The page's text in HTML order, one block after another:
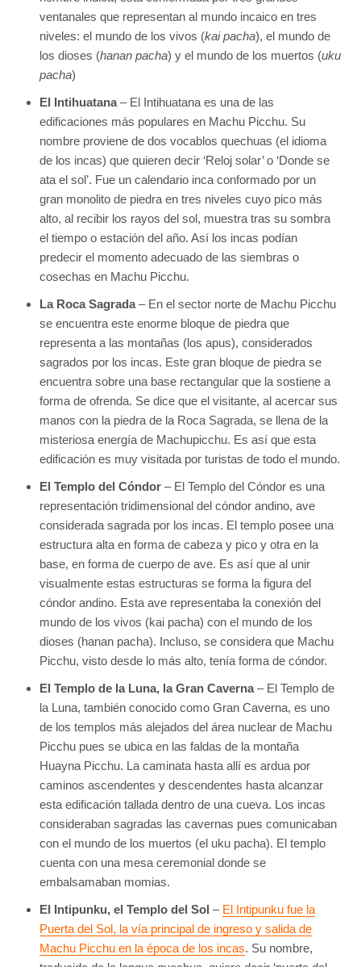
ventanales que representan al mundo incaico en tres
niveles: el mundo de los vivos (kai pacha), el mundo de
los dioses (hanan pacha) y el mundo de los muertos (uku
pacha)
El Intihuatana– El Intihuatana es una de las
edificaciones más populares en Machu Picchu. Su
nombre proviene de dos vocablos quechuas (el idioma
de los incas) que quieren decir ‘Reloj solar’ o ‘Donde se
ata el sol’. Fue un calendario inca conformado por un
gran monolito de piedra en tres niveles cuyo pico más
alto, al recibir los rayos del sol, muestra tras su sombra
el tiempo o estación del año. Así los incas podían
predecir el momento adecuado de las siembras o
cosechas en Machu Picchu.
La Roca Sagrada– En el sector norte de Machu Picchu
se encuentra este enorme bloque de piedra que
representa a las montañas (los apus), considerados
sagrados por los incas. Este gran bloque de piedra se
encuentra sobre una base rectangular que la sostiene a
forma de ofrenda. Se dice que el visitante, al acercar sus
manos con la piedra de la Roca Sagrada, se llena de la
misteriosa energía de Machupicchu. Es así que esta
edificación es muy visitada por turistas de todo el mundo.
El Templo del Cóndor– El Templo del Cóndor es una
representación tridimensional del cóndor andino, ave
considerada sagrada por los incas. El templo posee una
estructura alta en forma de cabeza y pico y otra en la
base, en forma de cuerpo de ave. Es así que al unir
visualmente estas estructuras se forma la figura del
cóndor andino. Esta ave representaba la conexión del
mundo de los vivos (kai pacha) con el mundo de los
dioses (hanan pacha). Incluso, se considera que Machu
Picchu, visto desde lo más alto, tenía forma de cóndor.
El Templo de la Luna, la Gran Caverna– El Templo de
la Luna, también conocido como Gran Caverna, es uno
de los templos más alejados del área nuclear de Machu
Picchu pues se ubica en las faldas de la montaña
Huayna Picchu. La caminata hasta allí es ardua por
caminos ascendentes y descendentes hasta alcanzar
esta edificación tallada dentro de una cueva. Los incas
consideraban sagradas las cavernas pues comunicaban
con el mundo de los muertos (el uku pacha). El templo
cuenta con una mesa ceremonial donde se
embalsamaban momias.
El Intipunku, el Templo del Sol – El Intipunku fue la
Puerta del Sol, la vía principal de ingreso y salida de
Machu Picchu en la época de los incas. Su nombre,